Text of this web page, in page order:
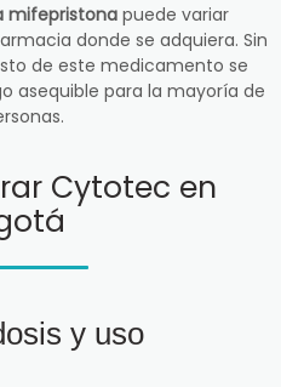
mifepristonapuede variar
donde se adquiera. Sin
de este medicamento se
asequible para la mayoría de
Cytotec en
y uso